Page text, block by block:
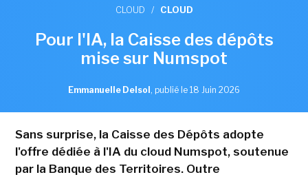
CLOUD / CLOUD
Pour l'IA, la Caisse des dépôts
mise sur Numspot
Emmanuelle Delsol , publié le 18 Juin 2026
Sans surprise, la Caisse des Dépôts adopte
l'offre dédiée à l'IA du cloud Numspot, soutenue
par la Banque des Territoires. Outre